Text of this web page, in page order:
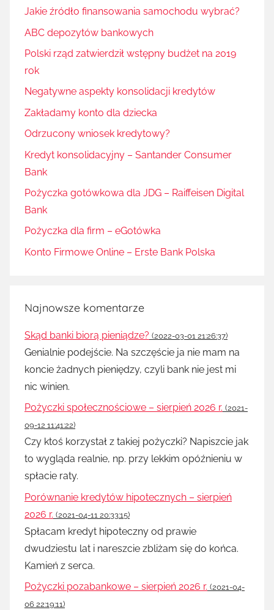
Jakie źródło finansowania samochodu wybrać?
ABC depozytów bankowych
Polski rząd zatwierdził wstępny budżet na 2019
rok
Negatywne aspekty konsolidacji kredytów
Zakładamy konto dla dziecka
Odrzucony wniosek kredytowy?
Kredyt konsolidacyjny – Santander Consumer
Bank
Pożyczka gotówkowa dla JDG – Raiffeisen Digital
Bank
Pożyczka dla firm – eGotówka
Konto Firmowe Online – Erste Bank Polska
Najnowsze komentarze
Skąd banki biorą pieniądze? (2022-03-01 21:26:37)
Genialnie podejście. Na szczęście ja nie mam na
koncie żadnych pieniędzy, czyli bank nie jest mi
nic winien.
Pożyczki społecznościowe – sierpień 2026 r. (2021-
09-12 11:41:22)
Czy ktoś korzystał z takiej pożyczki? Napiszcie jak
to wygląda realnie, np. przy lekkim opóźnieniu w
spłacie raty.
Porównanie kredytów hipotecznych – sierpień
2026 r. (2021-04-11 20:33:15)
Spłacam kredyt hipoteczny od prawie
dwudziestu lat i nareszcie zbliżam się do końca.
Kamień z serca.
Pożyczki pozabankowe – sierpień 2026 r. (2021-04-
06 22:19:11)